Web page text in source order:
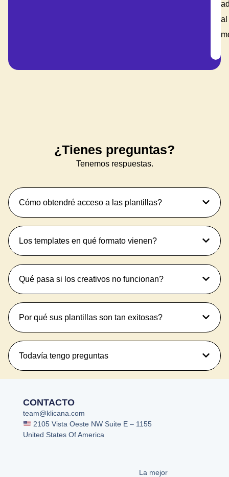
al
¿Tienes preguntas?
Tenemos respuestas.
Cómo obtendré acceso a las plantillas?
Los templates en qué formato vienen?
Qué pasa si los creativos no funcionan?
Por qué sus plantillas son tan exitosas?
Todavía tengo preguntas
La mejor
CONTACTO
team@klicana.com
2105 Vista Oeste NW Suite E – 1155
United States Of America